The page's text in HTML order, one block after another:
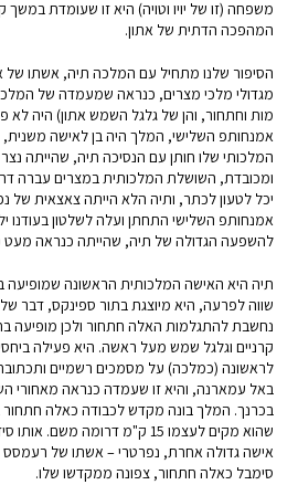
המהפכה הדתית של אתון.
הסיפור שלנו מתחיל עם המלכה תיה, אשתו של
מגדולי מלכי מצרים, כנראה שמעמדה של המלכה
מות וחתחור, והן של גלגל השמש אתון) היה לא
אמנחותפ השלישי, המלך היה בן לאישה משנית,
המלכותי שלו חותן עם הנסיכה תיה, שהייתה נצר
ומכובדת, השושלת המלכותית במצרים עברה דרך
יכל לטעון לכתר, ותיה הלא הייתה צאצאית של
אמנחותפ השלישי התחתן ועלה לשלטון בעודנו
להשפעה הגדולה של תיה, שהייתה כנראה מעט
תיה היא האישה המלכותית הראשונה שמופיעה
שווה לפרעה, היא מיוצגת בתור ספינקס, דבר שלא
נחשבת להתגלמות האלה חתחור ולכן מופיעה
קרניים וגלגל שמש מעל ראשה. היא פעילה ביחסי
לראשונה (כמלכה) על מסמכים רשמיים ותכתובת
באל עמארנה, והיא זו שעמדה כנראה מאחורי
בכרנך. המלך בונה מקדש לכבודה כאלה חתחור
שהוא מקים לעצמו 15 ק"מ דרומה משם.
אישה גדולה אחרת, נפרטרי – אשתו של רעמסס
סימבל כאלה חתחור, צפונה ממקדשו שלו.